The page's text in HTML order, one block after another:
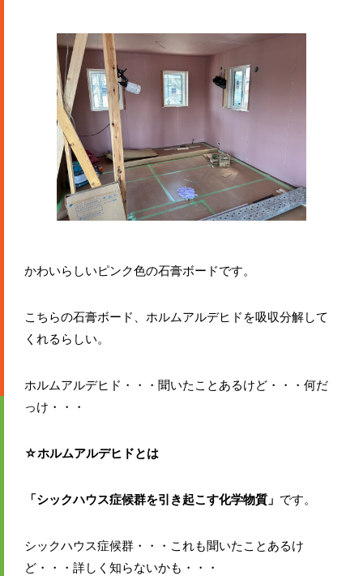
かわいらしいピンク色の石膏ボードです。
こちらの石膏ボード、ホルムアルデヒドを吸収分解して
くれるらしい。
ホルムアルデヒド・・・聞いたことあるけど・・・何だ
っけ・・・
☆ホルムアルデヒドとは
「シックハウス症候群を引き起こす化学物質」 です。
シックハウス症候群・・・これも聞いたことあるけ
ど・・・詳しく知らないかも・・・